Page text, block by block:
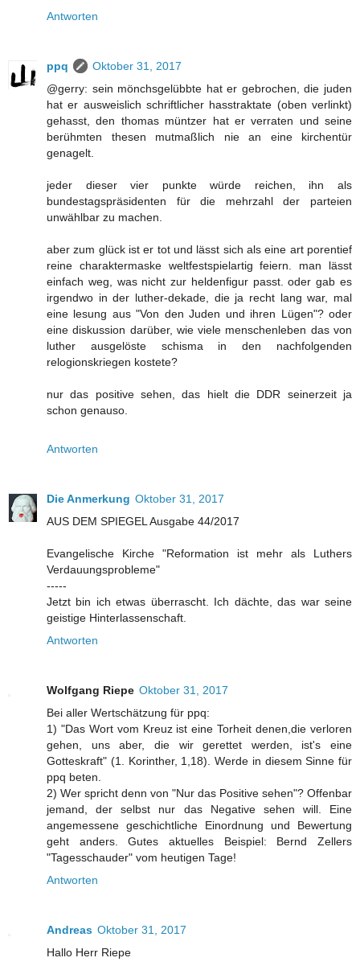
Antworten
ppq
Oktober 31, 2017
@gerry: sein mönchsgelübbte hat er gebrochen, die juden
hat er ausweislich schriftlicher hasstraktate (oben verlinkt)
gehasst, den thomas müntzer hat er verraten und seine
berühmten thesen mutmaßlich nie an eine kirchentür
genagelt.
jeder dieser vier punkte würde reichen, ihn als
bundestagspräsidenten für die mehrzahl der parteien
unwählbar zu machen.
aber zum glück ist er tot und lässt sich als eine art porentief
reine charaktermaske weltfestspielartig feiern. man lässt
einfach weg, was nicht zur heldenfigur passt. oder gab es
irgendwo in der luther-dekade, die ja recht lang war, mal
eine lesung aus "Von den Juden und ihren Lügen"? oder
eine diskussion darüber, wie viele menschenleben das von
luther ausgelöste schisma in den nachfolgenden
relogionskriegen kostete?
nur das positive sehen, das hielt die DDR seinerzeit ja
schon genauso.
Antworten
Die Anmerkung Oktober 31, 2017
AUS DEM SPIEGEL Ausgabe 44/2017
Evangelische Kirche "Reformation ist mehr als Luthers
Verdauungsprobleme"
-----
Jetzt bin ich etwas überrascht. Ich dächte, das war seine
geistige Hinterlassenschaft.
Antworten
Wolfgang Riepe Oktober 31, 2017
Bei aller Wertschätzung für ppq:
1) "Das Wort vom Kreuz ist eine Torheit denen,die verloren
gehen, uns aber, die wir gerettet werden, ist's eine
Gotteskraft" (1. Korinther, 1,18). Werde in diesem Sinne für
ppq beten.
2) Wer spricht denn von "Nur das Positive sehen"? Offenbar
jemand, der selbst nur das Negative sehen will. Eine
angemessene geschichtliche Einordnung und Bewertung
geht anders. Gutes aktuelles Beispiel: Bernd Zellers
"Tagesschauder" vom heutigen Tage!
Antworten
Andreas Oktober 31, 2017
Hallo Herr Riepe